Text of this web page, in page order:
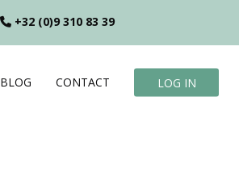
+32 (0)9 310 83 39
BLOG CONTACT LOG IN